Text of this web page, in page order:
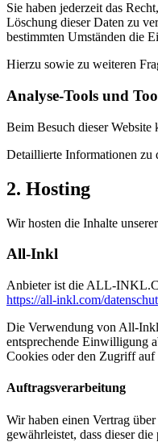
Sie haben jederzeit das
Löschung dieser Daten zu
bestimmten Umständen die
Hierzu sowie zu weiteren
Analyse-Tools und
Beim Besuch dieser Website
Detaillierte Informationen zu
2. Hosting
Wir hosten die Inhalte
All-Inkl
Anbieter ist die ALL-
https://all-inkl.com/
Die Verwendung von All-Inkl
entsprechende Einwilligung
Cookies oder den Zugriff
Auftragsverarbeitung
Wir haben einen Vertrag
gewährleistet, dass dieser